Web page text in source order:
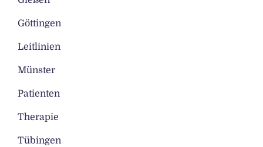
Göttingen
Leitlinien
Münster
Patienten
Therapie
Tübingen